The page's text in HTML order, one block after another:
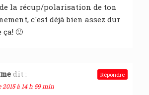
la récup/polarisation de ton
c'est déjà bien assez dur
ça! 🙂
dit :
2015 à 14 h 59 min
Répondre